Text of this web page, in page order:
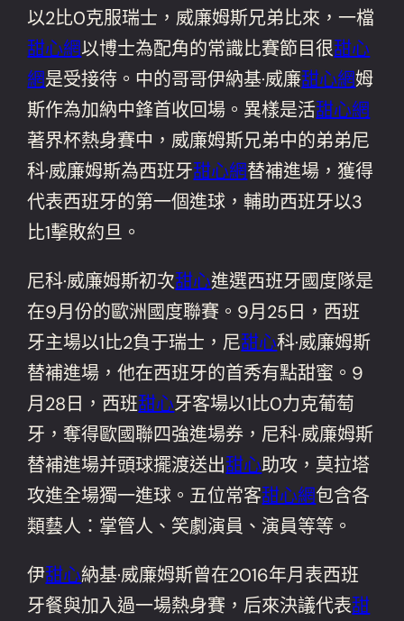
以2比0克服瑞士，威廉姆斯兄弟比來，一檔
甜心網以博士為配角的常識比賽節目很甜心
網是受接待。中的哥哥伊納基·威廉甜心網姆
斯作為加納中鋒首收回場。異樣是活甜心網
著界杯熱身賽中，威廉姆斯兄弟中的弟弟尼
科·威廉姆斯為西班牙甜心網替補進場，獲得
代表西班牙的第一個進球，輔助西班牙以3
比1擊敗約旦。
尼科·威廉姆斯初次甜心進選西班牙國度隊是
在9月份的歐洲國度聯賽。9月25日，西班
牙主場以1比2負于瑞士，尼甜心科·威廉姆斯
替補進場，他在西班牙的首秀有點甜蜜。9
月28日，西班甜心牙客場以1比0力克葡萄
牙，奪得歐國聯四強進場券，尼科·威廉姆斯
替補進場并頭球擺渡送出甜心助攻，莫拉塔
攻進全場獨一進球。五位常客甜心網包含各
類藝人：掌管人、笑劇演員、演員等等。
伊甜心納基·威廉姆斯曾在2016年月表西班
牙餐與加入過一場熱身賽，后來決議代表甜